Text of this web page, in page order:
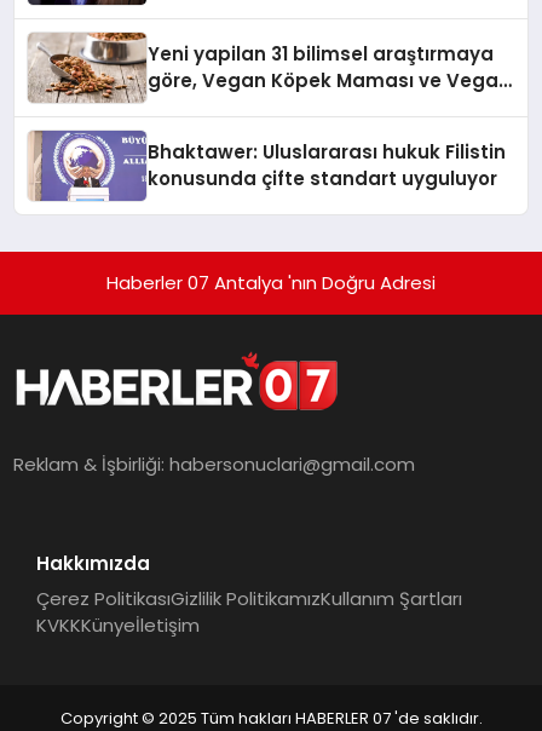
Yeni yapilan 31 bilimsel araştırmaya
göre, Vegan Köpek Maması ve Vegan
Bhaktawer: Uluslararası hukuk Filistin
konusunda çifte standart uyguluyor
Haberler 07 Antalya 'nın Doğru Adresi
Reklam & İşbirliği:habersonuclari@gmail.com
Hakkımızda
Çerez PolitikasıGizlilik PolitikamızKullanım Şartları
KVKKKünyeİletişim
Copyright © 2025 Tüm hakları HABERLER 07 'de saklıdır.